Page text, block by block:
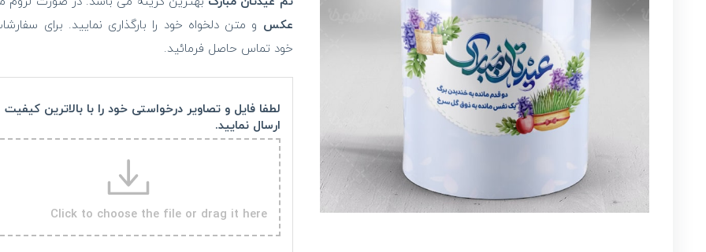
عکس و متن دلخواه خود را بارگذاری نمایید. برای
خود تماس حاصل فرمائید.
لطفا فایل و تصاویر درخواستی خود را با بالاترین کیفیت
ارسال نمایید.
Click to choose the file or drag it here